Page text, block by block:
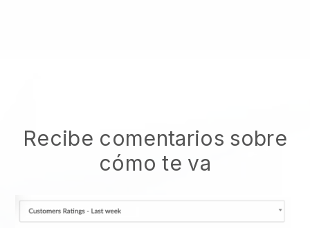
Recibe comentarios sobre
cómo te va